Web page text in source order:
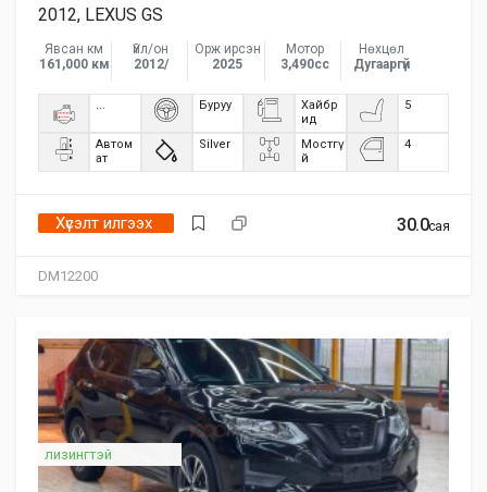
DM12200
2012, LEXUS GS
Явсан км
161,000 км
Үйл/он
2012/
Орж ирсэн
2025
Мотор
3,490сс
Нөхцөл
Дугааргүй
... Буруу
Хайбр
ид
5
Автом
ат
Silver
Мостгү
й
4
30.0сая
Хүсэлт илгээх
лизингтэй